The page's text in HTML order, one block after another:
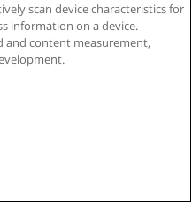
uso
dados
S.L. - CIF : B-95610580: -
scan device characteristics for
information on a device.
and content measurement,